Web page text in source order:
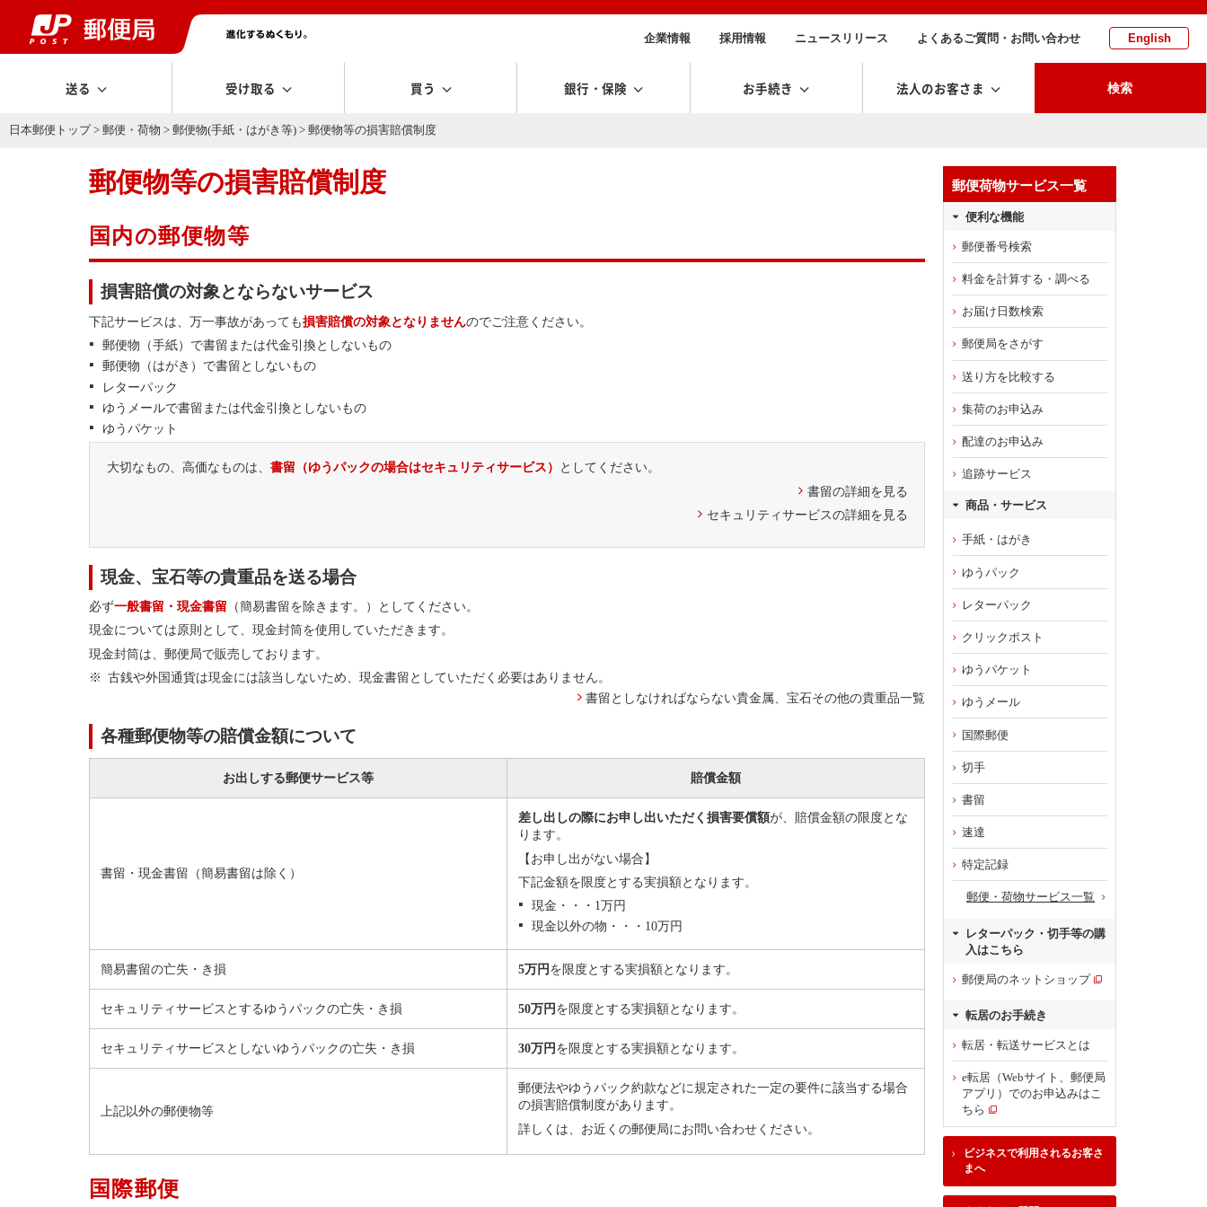
企業情報 採用情報 ニュースリリース よくあるご質問・お問い合わせ English
送る 受け取る 買う 銀行・保険 お手続き 法人のお客さま 検索
日本郵便トップ>郵便・荷物 >郵便物(手紙・はがき等) > 郵便物等の損害賠償制度
郵便物等の損害賠償制度
国内の郵便物等
損害賠償の対象とならないサービス
下記サービスは、万一事故があっても損害賠償の対象となりませんのでご注意ください。
郵便物（手紙）で書留または代金引換としないもの
郵便物（はがき）で書留としないもの
レターパック
ゆうメールで書留または代金引換としないもの
ゆうパケット
大切なもの、高価なものは、 書留（ゆうパックの場合はセキュリティサービス）
としてください。
書留の詳細を見る
セキュリティサービスの詳細を見る
現金、宝石等の貴重品を送る場合
必ず一般書留・現金書留 （簡易書留を除きます。）としてください。
現金については原則として、現金封筒を使用していただきます。
現金封筒は、郵便局で販売しております。
古銭や外国通貨は現金には該当しないため、現金書留としていただく必要はありません。
書留としなければならない貴金属、宝石その他の貴重品一覧
各種郵便物等の賠償金額について
お出しする郵便サービス等 賠償金額
書留・現金書留（簡易書留は除く）
差し出しの際にお申し出いただく損害要償額が、賠償金額の限度とな
ります。
【お申し出がない場合】
下記金額を限度とする実損額となります。
現金・・・1万円
現金以外の物・・・10万円
簡易書留の亡失・き損 5万円を限度とする実損額となります。
セキュリティサービスとするゆうパックの亡失・き損 50万円を限度とする実損額となります。
セキュリティサービスとしないゆうパックの亡失・き損 30万円を限度とする実損額となります。
上記以外の郵便物等
郵便法やゆうパック約款などに規定された一定の要件に該当する場合
の損害賠償制度があります。
詳しくは、お近くの郵便局にお問い合わせください。
国際郵便
郵便荷物サービス一覧
便利な機能
郵便番号検索
料金を計算する・調べる
お届け日数検索
郵便局をさがす
送り方を比較する
集荷のお申込み
配達のお申込み
追跡サービス
商品・サービス
手紙・はがき
ゆうパック
レターパック
クリックポスト
ゆうパケット
ゆうメール
国際郵便
切手
書留
速達
特定記録
郵便・荷物サービス一覧
レターパック・切手等の購
入はこちら
郵便局のネットショップ
転居のお手続き
転居・転送サービスとは
e転居（Webサイト、郵便局
アプリ）でのお申込みはこ
ちら
ビジネスで利用されるお客さ
まへ